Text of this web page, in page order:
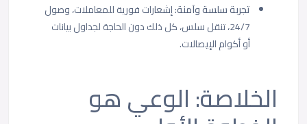
تجربة سلسة وآمنة:إشعارات فورية للمعاملات، وصول
24/7، تنقل سلس، كل ذلك دون الحاجة لجداول بيانات
أو أكوام الإيصالات.
الخلاصة: الوعي هو